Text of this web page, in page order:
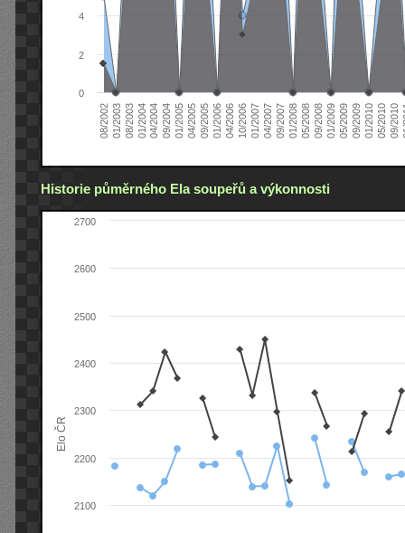
08/200201/200308/200301/200404/200409/200401/200504/200509/200501/200604/200610/200601/200704/200709/200701/200805/200809/200801/200905/200909/200901/201005/201009/2010
0
2
4
Historie půměrného Ela soupeřů a výkonnosti
Elo ČR
2100
2200
2300
2400
2500
2600
2700